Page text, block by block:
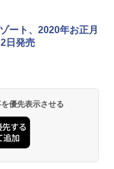
チェンマイ タイ北部の魅
地球の歩き方D アジア
イタリア 2026～2027 地
ッパ
クション 山善] ポップアッ
に広げて畳める パッとサ
ューブ フルクローズ メ
クスピーク) 着替えテン
ント 【中が透けない】 1
災グッズ 災害用トイレ ビ
ラック)
ク)ソロ ドーム 1 EX BDK
キャンプ ポリエステル フ
レス保冷剤 2個セット 2
長持ち
ート、2020年お正月
日発売
優先表示させる